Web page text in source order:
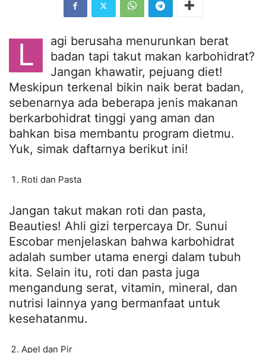
L
agi berusaha menurunkan berat
badan tapi takut makan karbohidrat?
Jangan khawatir, pejuang diet!
Meskipun terkenal bikin naik berat badan,
sebenarnya ada beberapa jenis makanan
berkarbohidrat tinggi yang aman dan
bahkan bisa membantu program dietmu.
Yuk, simak daftarnya berikut ini!
Roti dan Pasta
Jangan takut makan roti dan pasta,
Beauties! Ahli gizi terpercaya Dr. Sunui
Escobar menjelaskan bahwa karbohidrat
adalah sumber utama energi dalam tubuh
kita. Selain itu, roti dan pasta juga
mengandung serat, vitamin, mineral, dan
nutrisi lainnya yang bermanfaat untuk
kesehatanmu.
Apel dan Pir